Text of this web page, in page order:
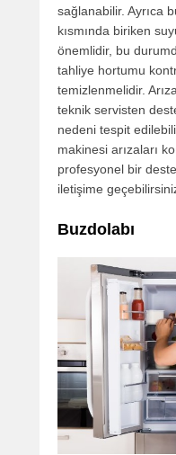
sağlanabilir. Ayrıca
kısmında biriken
önemlidir, bu
tahliye hortumu
temizlenmelidir.
teknik servisten
nedeni tespit
makinesi arızaları
profesyonel bir
iletişime
Buzdolabı